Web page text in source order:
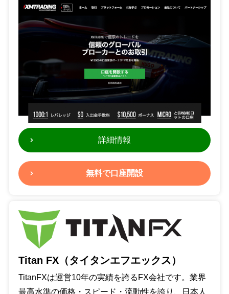
詳細情報
無料で口座開設
Titan FX（タイタンエフエックス）
TitanFXは運営10年の実績を誇るFX会社です。業界
最高水準の価格・スピード・流動性を誇り、日本人